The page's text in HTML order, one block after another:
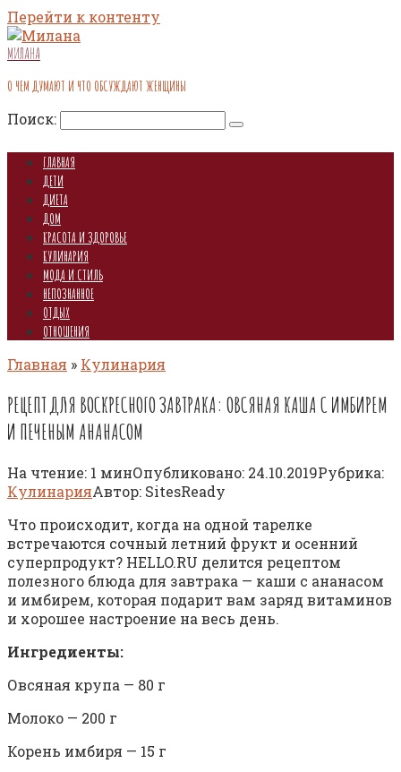
Перейти к контенту
МИЛАНА
О ЧЕМ ДУМАЮТ И ЧТО ОБСУЖДАЮТ ЖЕНЩИНЫ
Поиск:
ГЛАВНАЯ
ДЕТИ
ДИЕТА
ДОМ
КРАСОТА И ЗДОРОВЬЕ
КУЛИНАРИЯ
МОДА И СТИЛЬ
НЕПОЗНАННОЕ
ОТДЫХ
ОТНОШЕНИЯ
Главная » Кулинария
РЕЦЕПТ ДЛЯ ВОСКРЕСНОГО ЗАВТРАКА: ОВСЯНАЯ КАША С ИМБИРЕМ
И ПЕЧЕНЫМ АНАНАСОМ
На чтение: 1 минОпубликовано: 24.10.2019Рубрика:
КулинарияАвтор: SitesReady
Что происходит, когда на одной тарелке
встречаются сочный летний фрукт и осенний
суперпродукт? HELLO.RU делится рецептом
полезного блюда для завтрака — каши с ананасом
и имбирем, которая подарит вам заряд витаминов
и хорошее настроение на весь день.
Ингредиенты:
Овсяная крупа — 80 г
Молоко — 200 г
Корень имбиря — 15 г